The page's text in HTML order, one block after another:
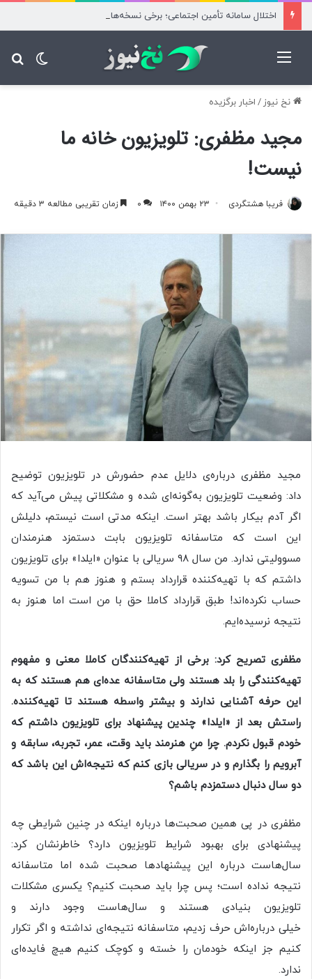
نخ نیوز / اخبار برگزیده
مجید مظفری: تلویزیون خانه ما
نیست!
فریبا هشتگردی ۲۳ بهمن ۱۴۰۰ ۰ زمان تقریبی مطالعه ۳ دقیقه
مجید مظفری درباره‌ی دلایل عدم حضورش در تلویزیون توضیح
داد: وضعیت تلویزیون به‌گونه‌ای شده و مشکلاتی پیش می‌آید که
اگر آدم بیکار باشد بهتر است. اینکه مدتی است نیستم، دلیلش
این است که متاسفانه تلویزیون بابت دستمزد هنرمندان
مسوولیتی ندارد. من سال ۹۸ سریالی با عنوان «ایلدا» برای تلویزیون
داشتم که با تهیه‌کننده قرارداد بستم و هنوز هم با من تسویه
حساب نکرده‌اند! طبق قرارداد کاملا حق با من است اما هنوز به
نتیجه نرسیده‌ایم.
مظفری تصریح کرد: برخی از تهیه‌کنندگان کاملا معنی و مفهوم
تهیه‌کنندگی را بلد هستند ولی متاسفانه عده‌ای هم هستند که به
این حرفه آشنایی ندارند و بیشتر واسطه هستند تا تهیه‌کننده.
راستش بعد از «ایلدا» چندین پیشنهاد برای تلویزیون داشتم که
خودم قبول نکردم. چرا منِ هنرمند باید وقت، عمر، تجربه‌، سابقه و
آبرویم را بگذارم و در سریالی بازی کنم که نتیجه‌اش این باشد که
دو سال دنبال دستمزدم باشم؟
مظفری در پی همین صحبت‌ها درباره اینکه در چنین شرایطی چه
پیشنهادی برای بهبود شرایط تلویزیون دارد؟ خاطرنشان کرد:
سال‌هاست درباره این پیشنهادها صحبت شده اما متاسفانه
نتیجه نداده است؛ پس چرا باید صحبت کنیم؟ یکسری مشکلات
تلویزیون بنیادی هستند و سال‌هاست وجود دارند و
خیلی درباره‌اش حرف زدیم، متاسفانه نتیجه‌ای نداشته و اگر تکرار
کنیم جز اینکه خودمان را خسته و کوچک کنیم هیچ فایده‌ای
ندارد.